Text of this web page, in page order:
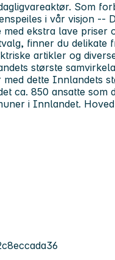
Som
i vår visjon --
med ekstra lave priser
finner du delikate
artikler og
største
dette Innlandets
ca. 850 ansatte som
i Innlandet.